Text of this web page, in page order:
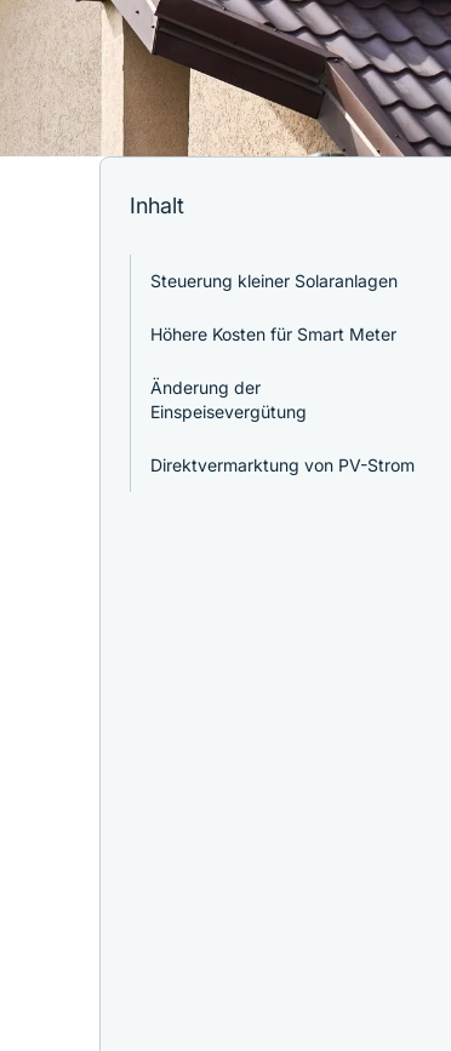
Inhalt
Steuerung kleiner Solaranlagen
Höhere Kosten für Smart Meter
Änderung der
Einspeisevergütung
Direktvermarktung von PV-Strom